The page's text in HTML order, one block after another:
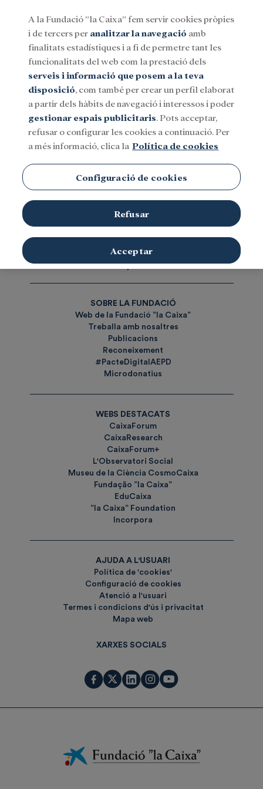
Menu
SocialInvestigació i bequesCultura
Josep Ramoneda
Investigació i beques
Etiquetes
SOBRE LA FUNDACIÓ
Web de la Fundació ”la Caixa”
Treballa amb nosaltres
Publicacions
Reconeixement
#PacteDigitalAEPD
Microdonatius
WEBS DESTACATS
CaixaForum
CaixaResearch
CaixaForum+
L'Observatori Social
Museu de la Ciència CosmoCaixa
Fundação ”la Caixa”
EduCaixa
”la Caixa” Foundation
Incorpora
AJUDA A L'USUARI
Política de 'cookies'
Configuració de cookies
Atenció a l'usuari
Termes i condicions d'ús i privacitat
Mapa web
XARXES SOCIALS
Fundación
La
A la Fundació ”la Caixa” fem servir cookies pròpies
i de tercers per analitzar la navegació amb
finalitats estadístiques i a fi de permetre tant les
funcionalitats del web com la prestació dels
serveis i informació que posem a la teva
disposició, com també per crear un perfil elaborat
a partir dels hàbits de navegació i interessos i poder
gestionar espais publicitaris. Pots acceptar,
refusar o configurar les cookies a continuació. Per
a més informació, clica la Política de cookies
Configuració de cookies
Refusar
Acceptar